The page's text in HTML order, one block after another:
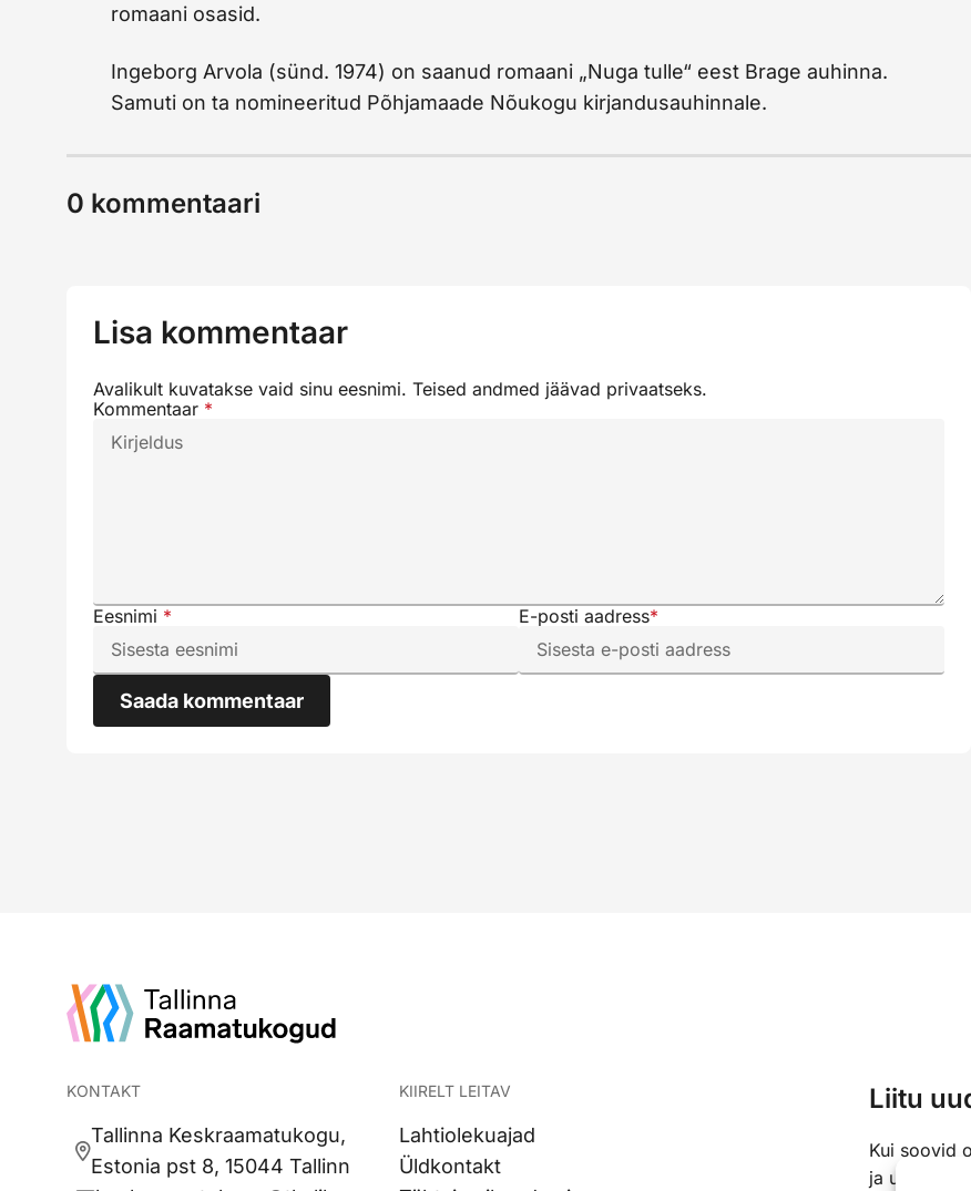
romaani osasid.
Ingeborg Arvola (sünd. 1974) on saanud romaani „Nuga tulle“ eest Brage auhinna.
Samuti on ta nomineeritud Põhjamaade Nõukogu kirjandusauhinnale.
0 kommentaari
Lisa kommentaar
Avalikult kuvatakse vaid sinu eesnimi. Teised andmed jäävad privaatseks.
Kommentaar *
Eesnimi * E-posti aadress*
Saada kommentaar
KONTAKT
Tallinna Keskraamatukogu,
Estonia pst 8, 15044 Tallinn
KIIRELT LEITAV
Lahtiolekuajad
Üldkontakt
Liitu
Kui soovid
ja